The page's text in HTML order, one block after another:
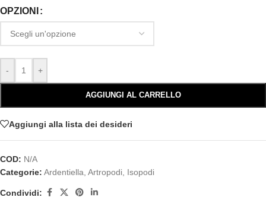
OPZIONI
- +
AGGIUNGI AL CARRELLO
Aggiungi alla lista dei desideri
COD: N/A
Categorie: Ardentiella Artropodi Isopodi
Condividi: